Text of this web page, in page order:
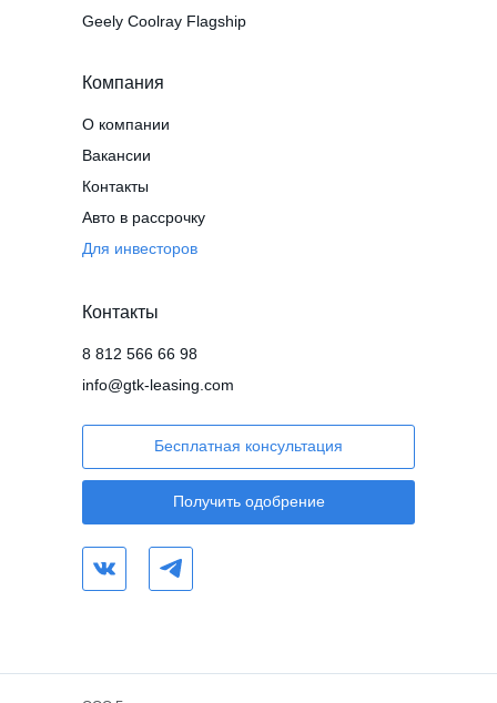
Компания
О компании
Вакансии
Контакты
Для инвесторов
Контакты
info@gtk-leasing.com
Бесплатная консультация
Получить одобрение
Авто в рассрочку
Geely Coolray Flagship
8 812 566 66 98